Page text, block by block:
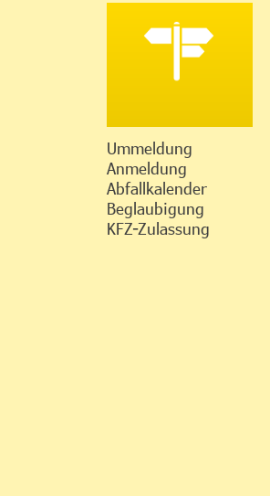
Ummeldung
Anmeldung
Abfallkalender
Beglaubigung
KFZ-Zulassung